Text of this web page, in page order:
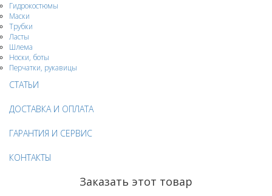
Гидрокостюмы
Маски
Трубки
Ласты
Шлема
Носки, боты
Перчатки, рукавицы
СТАТЬИ
ДОСТАВКА И ОПЛАТА
ГАРАНТИЯ И СЕРВИС
КОНТАКТЫ
Заказать этот товар